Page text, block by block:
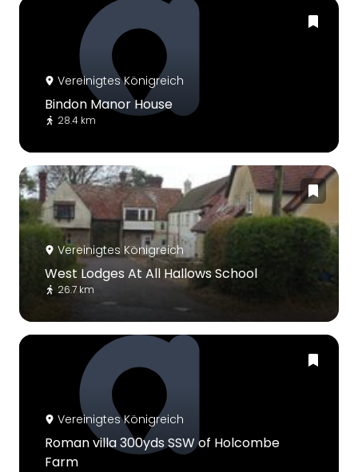
Vereinigtes Königreich
Bindon Manor House
28.4 km
Vereinigtes Königreich
West Lodges At All Hallows School
26.7 km
Vereinigtes Königreich
Roman villa 300yds SSW of Holcombe
Farm